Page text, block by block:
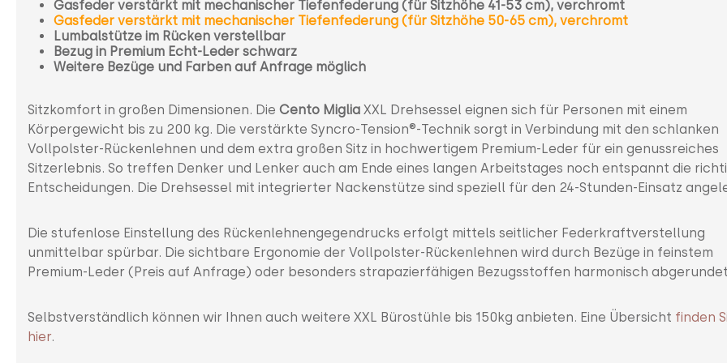
Gasfeder verstärkt mit mechanischer Tiefenfederung (für Sitzhöhe 41-53 cm), verchromt
Gasfeder verstärkt mit mechanischer Tiefenfederung (für Sitzhöhe 50-65 cm), verchromt
Lumbalstütze im Rücken verstellbar
Bezug in Premium Echt-Leder schwarz
Weitere Bezüge und Farben auf Anfrage möglich
Sitzkomfort in großen Dimensionen. Die Cento Miglia XXL Drehsessel eignen sich für Personen mit einem
Körpergewicht bis zu 200 kg. Die verstärkte Syncro-Tension®-Technik sorgt in Verbindung mit den schlanken
Vollpolster-Rückenlehnen und dem extra großen Sitz in hochwertigem Premium-Leder für ein genussreiches
Sitzerlebnis. So treffen Denker und Lenker auch am Ende eines langen Arbeitstages noch entspannt die
Entscheidungen. Die Drehsessel mit integrierter Nackenstütze sind speziell für den 24-Stunden-Einsatz
Die stufenlose Einstellung des Rückenlehnengegendrucks erfolgt mittels seitlicher Federkraftverstellung
unmittelbar spürbar. Die sichtbare Ergonomie der Vollpolster-Rückenlehnen wird durch Bezüge in feinstem
Premium-Leder (Preis auf Anfrage) oder besonders strapazierfähigen Bezugsstoffen harmonisch
Selbstverständlich können wir Ihnen auch weitere XXL Bürostühle bis 150kg anbieten. Eine Übersicht finden
hier.